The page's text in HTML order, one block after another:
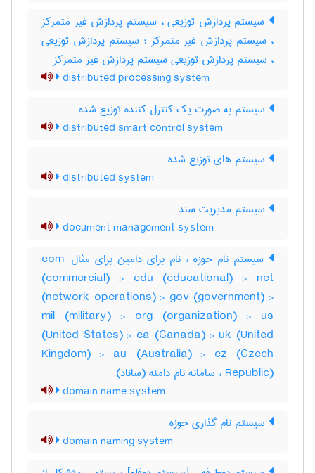
سیستم پردازش توزیعی ، سیستم پردازش غیر متمرکز
، سیستم پردازش غیر متمرکز ؛ سیستم پردازش توزیعی
، سیستم پردازش توزیعی سیستم پردازش غیر متمرکز
distributed processing system
سیستم به صورت یک کنترل کننده توزیع شده
distributed smart control system
سیستم های توزیع شده
distributed system
سیستم مدیریت سند
document management system
سیستم نام حوزه ، نام برای دامین برای مثال: com
(commercial) > edu (educational) > net
(network operations) > gov (government) >
mil (military) > org (organization) > us
(United States) > ca (Canada) > uk (United
Kingdom) > au (Australia) > cz (Czech
Republic) ، سامانه نام دامنه (ساناد)
domain name system
سیستم نام گذاری حوزه
domain naming system